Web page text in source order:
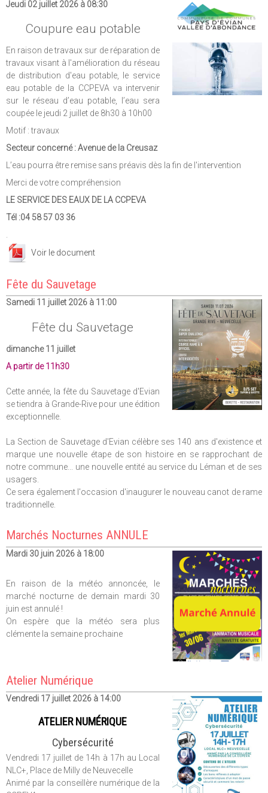
Jeudi 02 juillet 2026 à 08:30
Coupure eau potable
En raison de travaux sur de réparation de
travaux visant à l'amélioration du réseau
de distribution d'eau potable, le service
eau potable de la CCPEVA va intervenir
sur le réseau d’eau potable, l’eau sera
coupée le jeudi 2 juillet de 8h30 à 10h00
Motif : travaux
Secteur concerné : Avenue de la Creusaz
L’eau pourra être remise sans préavis dès la fin de l'intervention
Merci de votre compréhension
LE SERVICE DES EAUX DE LA CCPEVA
Tél :04 58 57 03 36
.
Voir le document
Fête du Sauvetage
Samedi 11 juillet 2026 à 11:00
Fête du Sauvetage
dimanche 11 juillet
A partir de 11h30
Cette année, la fête du Sauvetage d'Evian
se tiendra à Grande-Rive pour une édition
exceptionnelle.
La Section de Sauvetage d'Evian célèbre ses 140 ans d'existence et
marque une nouvelle étape de son histoire en se rapprochant de
notre commune... une nouvelle entité au service du Léman et de ses
usagers.
Ce sera également l'occasion d'inaugurer le nouveau canot de rame
traditionnelle.
Marchés Nocturnes ANNULE
Mardi 30 juin 2026 à 18:00
En raison de la météo annoncée, le
marché nocturne de demain mardi 30
juin est annulé !
On espère que la météo sera plus
clémente la semaine prochaine
Atelier Numérique
Vendredi 17 juillet 2026 à 14:00
ATELIER NUMÉRIQUE
Cybersécurité
Vendredi 17 juillet de 14h à 17h au Local
NLC+, Place de Milly de Neuvecelle
Animé par la conseillère numérique de la